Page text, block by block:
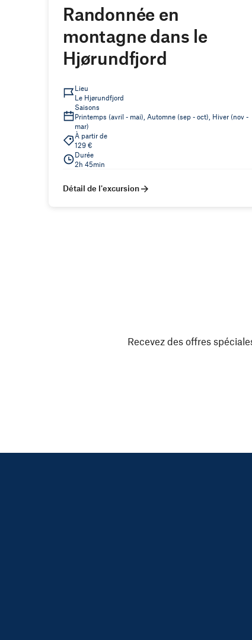
Randonnée en
montagne dans le
Hjørundfjord
Lieu
Le Hjørundfjord
Saisons
Printemps (avril - mai), Automne (sep - oct), Hiver (nov -
mar)
À partir de
129 €
Durée
2h 45min
Détail de l'excursion
Recevez des offres